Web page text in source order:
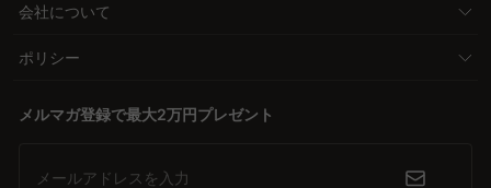
会社について
ポリシー
メルマガ登録で最大2万円プレゼント
メールアドレスを入力